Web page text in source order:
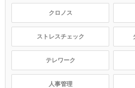
クロノス
ストレスチェック
テレワーク
人事管理